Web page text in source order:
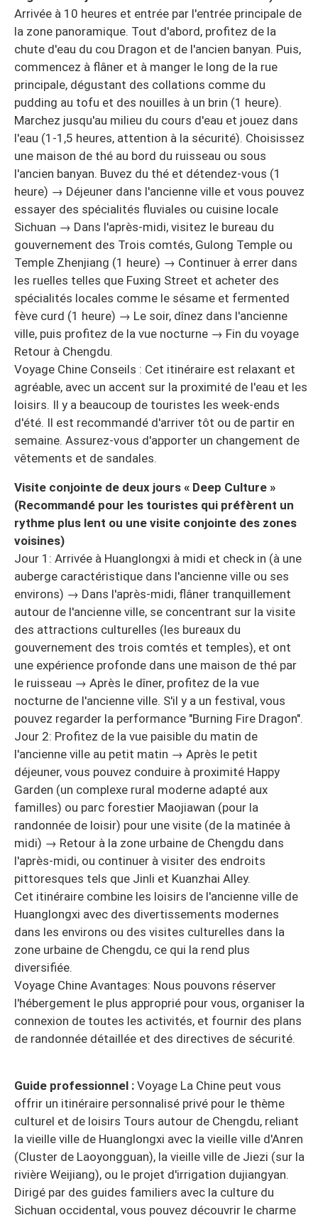
Arrivée à 10 heures et entrée par l'entrée principale de
la zone panoramique. Tout d'abord, profitez de la
chute d'eau du cou Dragon et de l'ancien banyan. Puis,
commencez à flâner et à manger le long de la rue
principale, dégustant des collations comme du
pudding au tofu et des nouilles à un brin (1 heure).
Marchez jusqu'au milieu du cours d'eau et jouez dans
l'eau (1-1,5 heures, attention à la sécurité). Choisissez
une maison de thé au bord du ruisseau ou sous
l'ancien banyan. Buvez du thé et détendez-vous (1
heure) → Déjeuner dans l'ancienne ville et vous pouvez
essayer des spécialités fluviales ou cuisine locale
Sichuan → Dans l'après-midi, visitez le bureau du
gouvernement des Trois comtés, Gulong Temple ou
Temple Zhenjiang (1 heure) → Continuer à errer dans
les ruelles telles que Fuxing Street et acheter des
spécialités locales comme le sésame et fermented
fève curd (1 heure) → Le soir, dînez dans l'ancienne
ville, puis profitez de la vue nocturne → Fin du voyage
Retour à Chengdu.
Voyage Chine Conseils : Cet itinéraire est relaxant et
agréable, avec un accent sur la proximité de l'eau et les
loisirs. Il y a beaucoup de touristes les week-ends
d'été. Il est recommandé d'arriver tôt ou de partir en
semaine. Assurez-vous d'apporter un changement de
vêtements et de sandales.
Visite conjointe de deux jours « Deep Culture »
(Recommandé pour les touristes qui préfèrent un
rythme plus lent ou une visite conjointe des zones
voisines)
Jour 1: Arrivée à Huanglongxi à midi et check in (à une
auberge caractéristique dans l'ancienne ville ou ses
environs) → Dans l'après-midi, flâner tranquillement
autour de l'ancienne ville, se concentrant sur la visite
des attractions culturelles (les bureaux du
gouvernement des trois comtés et temples), et ont
une expérience profonde dans une maison de thé par
le ruisseau → Après le dîner, profitez de la vue
nocturne de l'ancienne ville. S'il y a un festival, vous
pouvez regarder la performance "Burning Fire Dragon".
Jour 2: Profitez de la vue paisible du matin de
l'ancienne ville au petit matin → Après le petit
déjeuner, vous pouvez conduire à proximité Happy
Garden (un complexe rural moderne adapté aux
familles) ou parc forestier Maojiawan (pour la
randonnée de loisir) pour une visite (de la matinée à
midi) → Retour à la zone urbaine de Chengdu dans
l'après-midi, ou continuer à visiter des endroits
pittoresques tels que Jinli et Kuanzhai Alley.
Cet itinéraire combine les loisirs de l'ancienne ville de
Huanglongxi avec des divertissements modernes
dans les environs ou des visites culturelles dans la
zone urbaine de Chengdu, ce qui la rend plus
diversifiée.
Voyage Chine Avantages: Nous pouvons réserver
l'hébergement le plus approprié pour vous, organiser la
connexion de toutes les activités, et fournir des plans
de randonnée détaillée et des directives de sécurité.
Guide professionnel : Voyage La Chine peut vous
offrir un itinéraire personnalisé privé pour le thème
culturel et de loisirs Tours autour de Chengdu, reliant
la vieille ville de Huanglongxi avec la vieille ville d'Anren
(Cluster de Laoyongguan), la vieille ville de Jiezi (sur la
rivière Weijiang), ou le projet d'irrigation dujiangyan.
Dirigé par des guides familiers avec la culture du
Sichuan occidental, vous pouvez découvrir le charme